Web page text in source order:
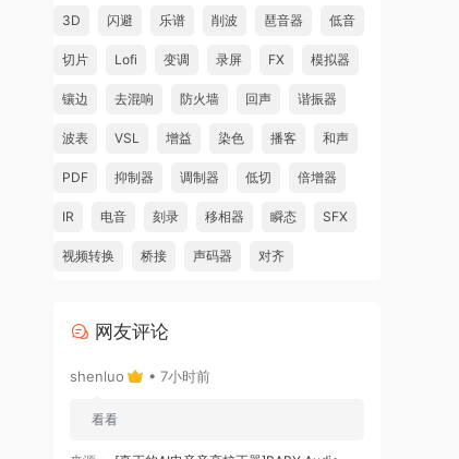
3D 闪避 乐谱 削波 琶音器 低音
切片 Lofi 变调 录屏 FX 模拟器
镶边 去混响 防火墙 回声 谐振器
波表 VSL 增益 染色 播客 和声
PDF 抑制器 调制器 低切 倍增器
IR 电音 刻录 移相器 瞬态 SFX
视频转换 桥接 声码器 对齐
网友评论
shenluo • 7小时前
看看